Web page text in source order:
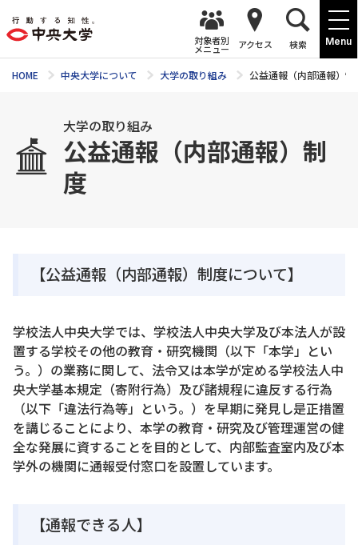
Menu
対象者別
メニュー アクセス 検索
HOME 中央大学について 大学の取り組み 公益通報（内部通報）制
大学の取り組み
公益通報（内部通報）制
度
【公益通報（内部通報）制度について】
学校法人中央大学では、学校法人中央大学及び本法人が設
置する学校その他の教育・研究機関（以下「本学」とい
う。）の業務に関して、法令又は本学が定める学校法人中
央大学基本規定（寄附行為）及び諸規程に違反する行為
（以下「違法行為等」という。）を早期に発見し是正措置
を講じることにより、本学の教育・研究及び管理運営の健
全な発展に資することを目的として、内部監査室内及び本
学外の機関に通報受付窓口を設置しています。
【通報できる人】